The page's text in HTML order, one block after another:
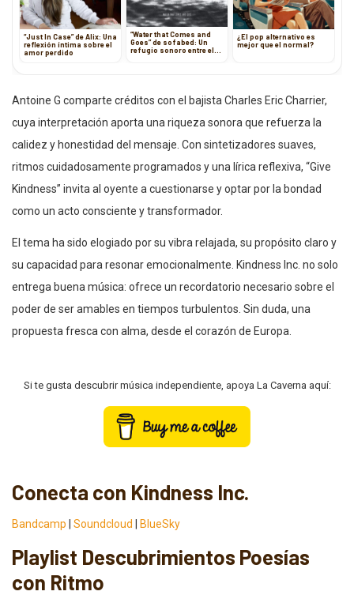
“Just In Case” de Alix: Una
reflexión íntima sobre el
amor perdido
“Water that Comes and
Goes” de sofabed: Un
refugio sonoro entre el
¿El pop alternativo es
mejor que el normal?
Antoine G comparte créditos con el bajista Charles Eric Charrier,
cuya interpretación aporta una riqueza sonora que refuerza la
calidez y honestidad del mensaje. Con sintetizadores suaves,
ritmos cuidadosamente programados y una lírica reflexiva, “Give
Kindness” invita al oyente a cuestionarse y optar por la bondad
como un acto consciente y transformador.
El tema ha sido elogiado por su vibra relajada, su propósito claro y
su capacidad para resonar emocionalmente. Kindness Inc. no solo
entrega buena música: ofrece un recordatorio necesario sobre el
poder de ser amables en tiempos turbulentos. Sin duda, una
propuesta fresca con alma, desde el corazón de Europa.
Si te gusta descubrir música independiente, apoya La Caverna aquí:
Conecta con Kindness Inc.
Bandcamp Soundcloud BlueSky
Playlist Descubrimientos Poesías
con Ritmo